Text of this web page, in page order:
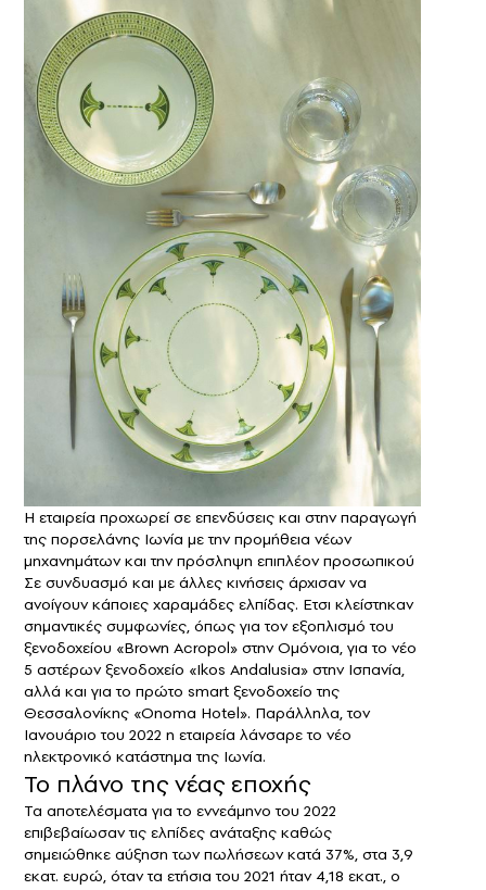
Η εταιρεία προχωρεί σε επενδύσεις και στην παραγωγή
της πορσελάνης Ιωνία με την προμήθεια νέων
μηχανημάτων και την πρόσληψη επιπλέον προσωπικού
Σε συνδυασμό και με άλλες κινήσεις άρχισαν να
ανοίγουν κάποιες χαραμάδες ελπίδας. Eτσι κλείστηκαν
σημαντικές συμφωνίες, όπως για τον εξοπλισμό του
ξενοδοχείου «Brown Acropol» στην Oμόνοια, για το νέο
5 αστέρων ξενοδοχείο «Ikos Andalusia» στην Ισπανία,
αλλά και για το πρώτο smart ξενοδοχείο της
Θεσσαλονίκης «Onoma Hotel». Παράλληλα, τον
Ιανουάριο του 2022 η εταιρεία λάνσαρε το νέο
ηλεκτρονικό κατάστημα της Ιωνία.
Το πλάνο της νέας εποχής
Τα αποτελέσματα για το εννεάμηνο του 2022
επιβεβαίωσαν τις ελπίδες ανάταξης καθώς
σημειώθηκε αύξηση των πωλήσεων κατά 37%, στα 3,9
εκατ. ευρώ, όταν τα ετήσια του 2021 ήταν 4,18 εκατ., ο